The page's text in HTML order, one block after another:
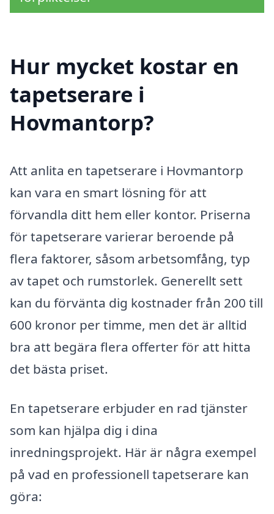
Hur mycket kostar en
tapetserare i
Hovmantorp?
Att anlita en tapetserare i Hovmantorp
kan vara en smart lösning för att
förvandla ditt hem eller kontor. Priserna
för tapetserare varierar beroende på
flera faktorer, såsom arbetsomfång, typ
av tapet och rumstorlek. Generellt sett
kan du förvänta dig kostnader från 200 till
600 kronor per timme, men det är alltid
bra att begära flera offerter för att hitta
det bästa priset.
En tapetserare erbjuder en rad tjänster
som kan hjälpa dig i dina
inredningsprojekt. Här är några exempel
på vad en professionell tapetserare kan
göra: